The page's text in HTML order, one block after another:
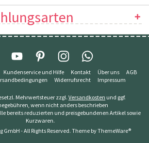
Kundenservice und Hilfe Kontakt Über uns
AGB
Widerrufsrecht Impressum
Mehrwertsteuer zzgl. Versandkosten und ggf.
wenn nicht anders beschrieben
bereits reduzierten und preisgebundenen Artikel sowie
Kurzwaren.
GmbH - All Rights Reserved. Theme byThemeWare®